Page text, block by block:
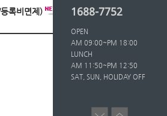
록비면제)
1688-7752
OPEN
AM 09:00~PM 18:00
LUNCH
AM 11:50~PM 12:50
SAT, SUN, HOLIDAY OFF